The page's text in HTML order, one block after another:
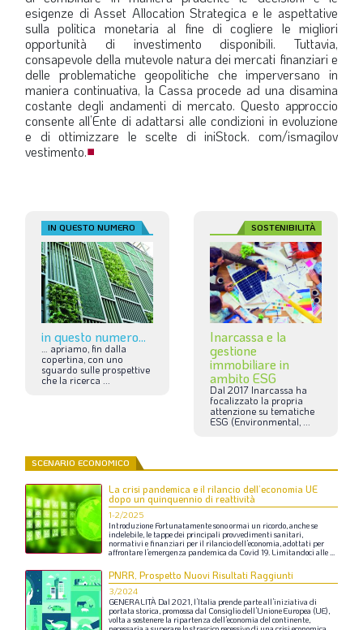
esigenze di Asset Allocation Strategica e le aspettative
sulla politica monetaria al fine di cogliere le migliori
opportunità di investimento disponibili. Tuttavia,
consapevole della mutevole natura dei mercati finanziari e
delle problematiche geopolitiche che imperversano in
maniera continuativa, la Cassa procede ad una disamina
costante degli andamenti di mercato. Questo approccio
consente all’Ente di adattarsi alle condizioni in evoluzione
e di ottimizzare le scelte di iniStock. com/ismagilov
vestimento.■
IN QUESTO NUMERO
in questo numero...
apriamo, fin dalla
copertina, con uno
sguardo sulle prospettive
che la ricerca ...
SOSTENIBILITÀ
Inarcassa e la
gestione
immobiliare in
ambito ESG
Dal 2017 Inarcassa ha
focalizzato la propria
attenzione su tematiche
ESG (Environmental,
SCENARIO ECONOMICO
La crisi pandemica e il rilancio dell’economia UE
dopo un quinquennio di reattività
1-2/2025
Introduzione Fortunatamentesonoormai un ricordo,anchese
indelebile, le tappedei principali provvedimenti sanitari,
normativi e finanziari peril rilanciodell’economia,adottati per
affrontare l’emergenza pandemica da Covid 19. Limitandoci alle...
PNRR, Prospetto Nuovi Risultati Raggiunti
3/2024
GENERALITÀ Dal 2021, l’Italia prende parteall’iniziativa di
portata storica, promossa dal Consigliodell’UnioneEuropea (UE),
volta a sostenere la ripartenza dell’economia del continente,